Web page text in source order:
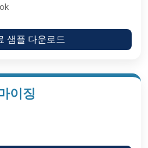
샘플 다운로드
이징